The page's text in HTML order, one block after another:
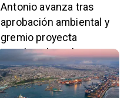
Antonio avanza tras
aprobación ambiental y
gremio proyecta
impulso al empleo y
comercio local